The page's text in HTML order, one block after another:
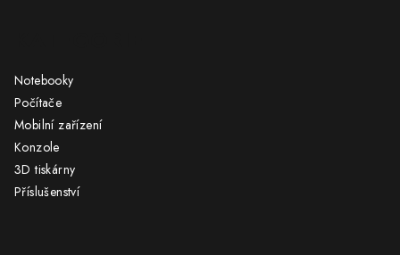
Notebooky
Počítače
Mobilní zařízení
Konzole
3D tiskárny
Příslušenství